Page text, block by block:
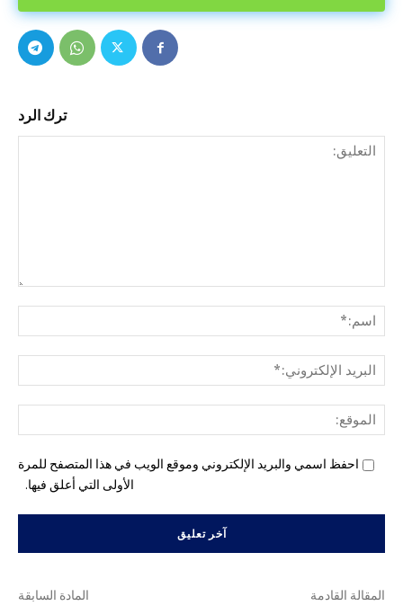
ترك الرد
احفظ اسمي والبريد الإلكتروني وموقع الويب في هذا المتصفح للمرة
الأولى التي أعلق فيها.
المادة السابقة المقالة القادمة